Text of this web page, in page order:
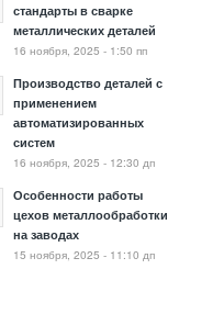
стандарты в сварке
металлических деталей
16 ноября, 2025 - 1:50 пп
Производство деталей с
применением
автоматизированных
систем
16 ноября, 2025 - 12:30 дп
Особенности работы
цехов металлообработки
на заводах
15 ноября, 2025 - 11:10 дп